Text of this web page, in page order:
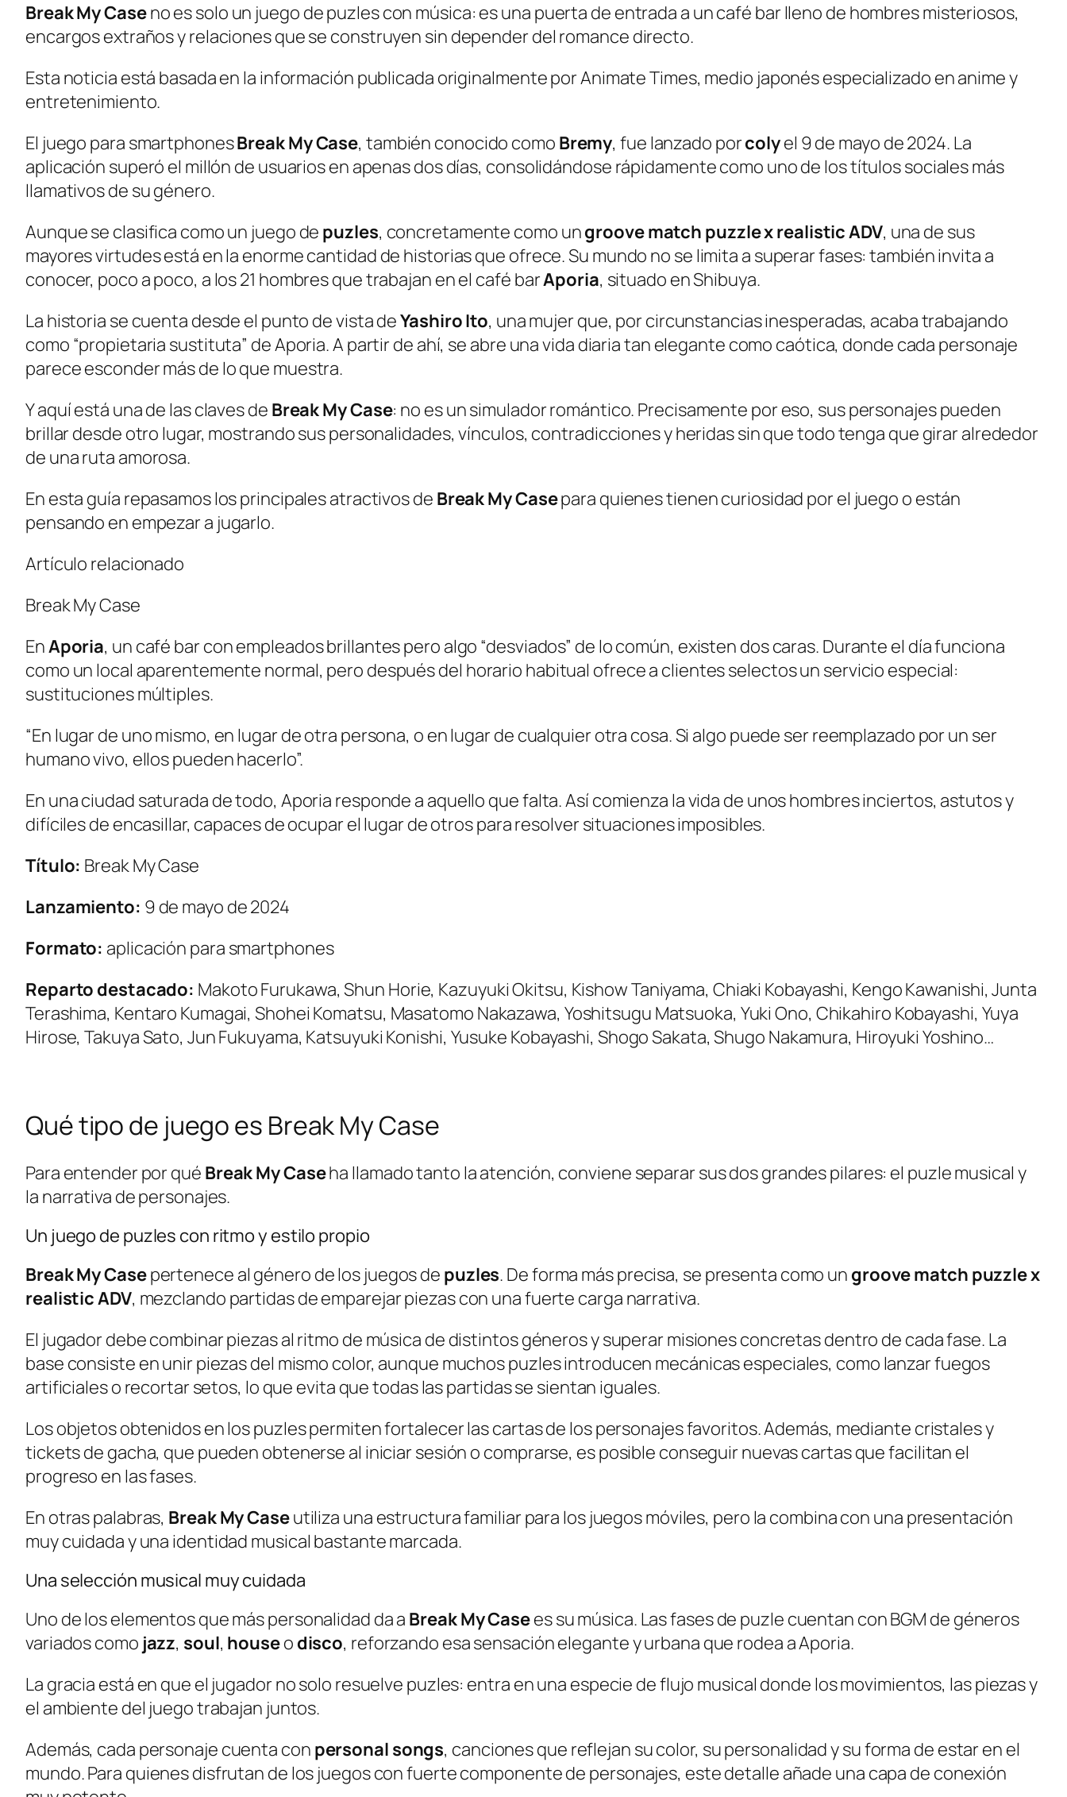
Break My Caseno es solo un juego de puzles con música: es una puerta de entrada a un café bar lleno de hombres misteriosos,
encargos extraños y relaciones que se construyen sin depender del romance directo.
Esta noticia está basada en la información publicada originalmente por Animate Times, medio japonés especializado en anime y
entretenimiento.
El juego para smartphonesBreak My Case, también conocido como Bremy, fue lanzado porcolyel 9 de mayo de 2024. La
aplicación superó el millón de usuarios en apenas dos días, consolidándose rápidamente como uno de los títulos sociales más
llamativos de su género.
Aunque se clasifica como un juego de puzles, concretamente como ungroove match puzzle x realistic ADV, una de sus
mayores virtudes está en la enorme cantidad de historias que ofrece. Su mundo no se limita a superar fases: también invita a
conocer, poco a poco, a los 21 hombres que trabajan en el café barAporia, situado en Shibuya.
La historia se cuenta desde el punto de vista deYashiro Ito, una mujer que, por circunstancias inesperadas, acaba trabajando
como “propietaria sustituta” de Aporia. A partir de ahí, se abre una vida diaria tan elegante como caótica, donde cada personaje
parece esconder más de lo que muestra.
Y aquí está una de las claves de Break My Case: no es un simulador romántico. Precisamente por eso, sus personajes pueden
brillar desde otro lugar, mostrando sus personalidades, vínculos, contradicciones y heridas sin que todo tenga que girar alrededor
de una ruta amorosa.
En esta guía repasamos los principales atractivos de Break My Casepara quienes tienen curiosidad por el juego o están
pensando en empezar a jugarlo.
Artículo relacionado
Break My Case
EnAporia, un café bar con empleados brillantes pero algo “desviados” de lo común, existen dos caras. Durante el día funciona
como un local aparentemente normal, pero después del horario habitual ofrece a clientes selectos un servicio especial:
sustituciones múltiples.
“En lugar de uno mismo, en lugar de otra persona, o en lugar de cualquier otra cosa. Si algo puede ser reemplazado por un ser
humano vivo, ellos pueden hacerlo”.
En una ciudad saturada de todo, Aporia responde a aquello que falta. Así comienza la vida de unos hombres inciertos, astutos y
difíciles de encasillar, capaces de ocupar el lugar de otros para resolver situaciones imposibles.
Título: Break My Case
Lanzamiento: 9 de mayo de 2024
Formato: aplicación para smartphones
Reparto destacado: Makoto Furukawa, Shun Horie, Kazuyuki Okitsu, Kishow Taniyama, Chiaki Kobayashi, Kengo Kawanishi, Junta
Terashima, Kentaro Kumagai, Shohei Komatsu, Masatomo Nakazawa, Yoshitsugu Matsuoka, Yuki Ono, Chikahiro Kobayashi, Yuya
Hirose, Takuya Sato, Jun Fukuyama, Katsuyuki Konishi, Yusuke Kobayashi, Shogo Sakata, Shugo Nakamura, Hiroyuki Yoshino…
Qué tipo de juego es Break My Case
Para entender por qué Break My Caseha llamado tanto la atención, conviene separar sus dos grandes pilares: el puzle musical y
la narrativa de personajes.
Un juego de puzles con ritmo y estilo propio
Break My Casepertenece al género de los juegos de puzles. De forma más precisa, se presenta como un groove match puzzle x
realistic ADV, mezclando partidas de emparejar piezas con una fuerte carga narrativa.
El jugador debe combinar piezas al ritmo de música de distintos géneros y superar misiones concretas dentro de cada fase. La
base consiste en unir piezas del mismo color, aunque muchos puzles introducen mecánicas especiales, como lanzar fuegos
artificiales o recortar setos, lo que evita que todas las partidas se sientan iguales.
Los objetos obtenidos en los puzles permiten fortalecer las cartas de los personajes favoritos. Además, mediante cristales y
tickets de gacha, que pueden obtenerse al iniciar sesión o comprarse, es posible conseguir nuevas cartas que facilitan el
progreso en las fases.
En otras palabras, Break My Caseutiliza una estructura familiar para los juegos móviles, pero la combina con una presentación
muy cuidada y una identidad musical bastante marcada.
Una selección musical muy cuidada
Uno de los elementos que más personalidad da a Break My Casees su música. Las fases de puzle cuentan con BGM de géneros
variados como jazz, soul, houseo disco, reforzando esa sensación elegante y urbana que rodea a Aporia.
La gracia está en que el jugador no solo resuelve puzles: entra en una especie de flujo musical donde los movimientos, las piezas y
el ambiente del juego trabajan juntos.
Además, cada personaje cuenta con personal songs, canciones que reflejan su color, su personalidad y su forma de estar en el
mundo. Para quienes disfrutan de los juegos con fuerte componente de personajes, este detalle añade una capa de conexión